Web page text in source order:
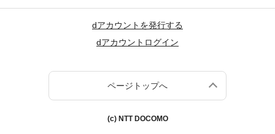
dアカウントを発行する
dアカウントログイン
ページトップへ
(c) NTT DOCOMO